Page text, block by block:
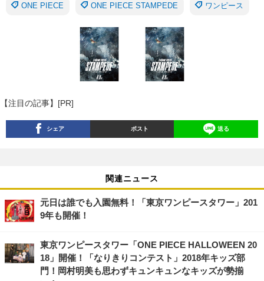
ONE PIECE ONE PIECE STAMPEDE ワンピース
【注目の記事】[PR]
シェア ポスト 送る
関連ニュース
元日は誰でも入園無料！「東京ワンピースタワー」201
9年も開催！
東京ワンピースタワー「ONE PIECE HALLOWEEN 20
18」開催！「なりきりコンテスト」2018年キッズ部
門！岡村明美も思わずキュンキュンなキッズが勢揃